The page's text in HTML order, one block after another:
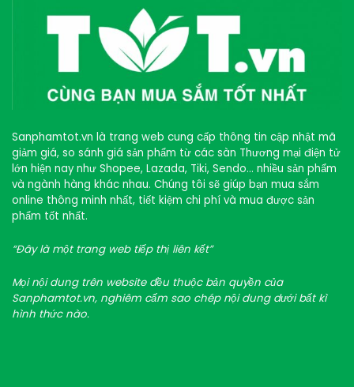
Sanphamtot.vn là trang web cung cấp thông tin cập nhật mã
giảm giá, so sánh giá sản phẩm từ các sàn Thương mại điện tử
lớn hiện nay như Shopee, Lazada, Tiki, Sendo… nhiều sản phẩm
và ngành hàng khác nhau. Chúng tôi sẽ giúp bạn mua sắm
online thông minh nhất, tiết kiệm chi phí và mua được sản
phẩm tốt nhất.
“Đây là một trang web tiếp thị liên kết”
Mọi nội dung trên website đều thuộc bản quyền của
Sanphamtot.vn, nghiêm cấm sao chép nội dung dưới bất kì
hình thức nào.